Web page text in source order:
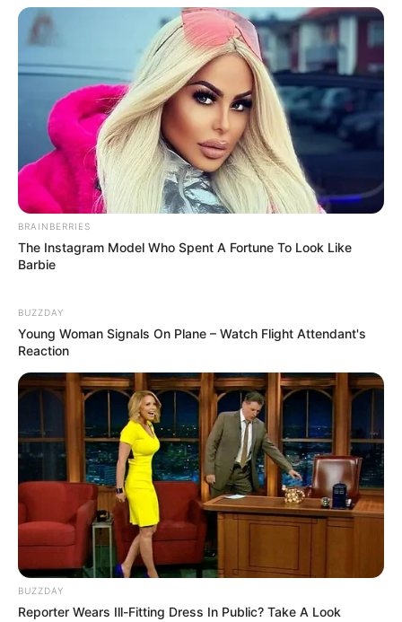
BRAINBERRIES
The Instagram Model Who Spent A Fortune To Look Like
Barbie
BUZZDAY
Young Woman Signals On Plane – Watch Flight Attendant's
Reaction
BUZZDAY
Reporter Wears Ill-Fitting Dress In Public? Take A Look